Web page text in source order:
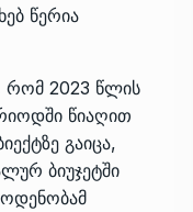
წერია
რომ 2023 წლის
წიაღით
გაიცა,
ბიუჯეტში